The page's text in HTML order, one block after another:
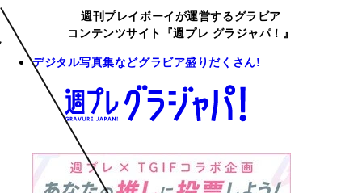
週刊プレイボーイが運営するグラビア
コンテンツサイト『週プレ グラジャパ！』
デジタル写真集などグラビア盛りだくさん!